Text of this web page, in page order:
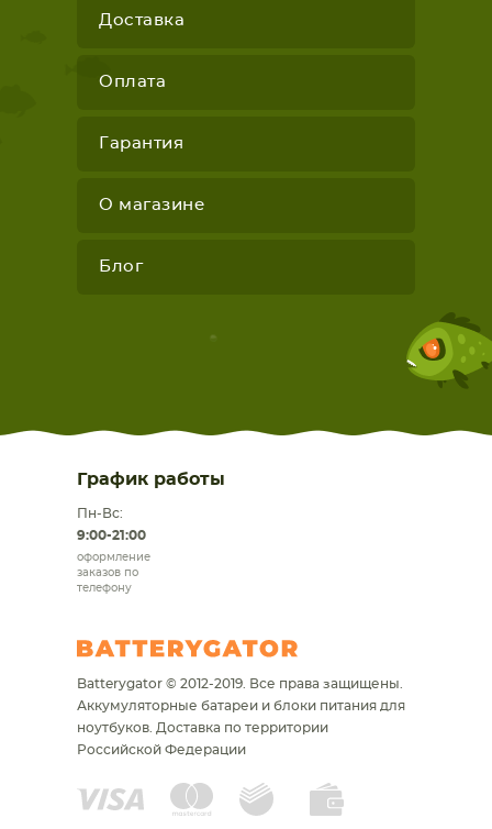
Доставка
Оплата
Гарантия
О магазине
Блог
График работы
Пн-Вс:
9:00-21:00
оформление
заказов по
телефону
Batterygator © 2012-2019. Все права защищены.
Аккумуляторные батареи и блоки питания для
ноутбуков. Доставка по территории
Российской Федерации